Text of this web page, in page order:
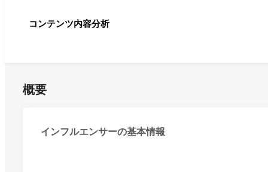
コンテンツ内容分析
概要
インフルエンサーの基本情報